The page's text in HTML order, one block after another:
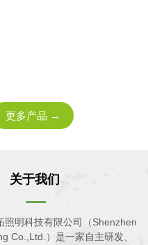
更多产品 →
明科技有限公司（Shenzhen
Co.,Ltd.）是一家自主研发、
关于我们